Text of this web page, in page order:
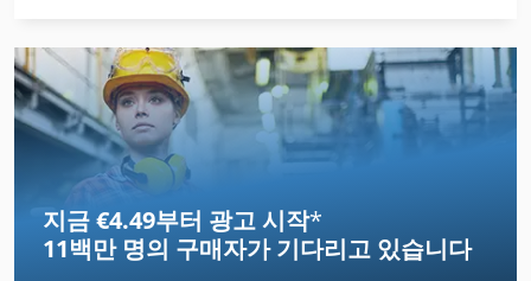
Ddfao System
Dil 3 22
Dsd 201
Egv 12
Frm D Midi
지금 €4.49부터 광고 시작*
11백만 명의 구매자가 기다리고 있습니다